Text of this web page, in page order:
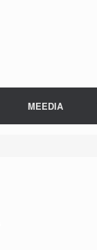
MEEDIA